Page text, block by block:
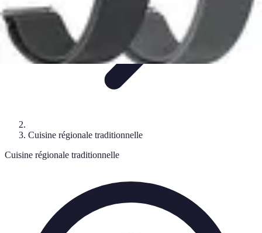
Cuisine régionale traditionnelle
Cuisine régionale traditionnelle